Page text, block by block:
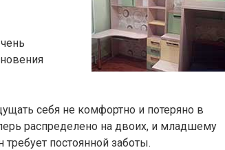
себя не комфортно и потеряно в
распределено на двоих, и младшему
постоянной заботы.